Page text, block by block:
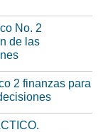
No. 2
de las
2 finanzas para